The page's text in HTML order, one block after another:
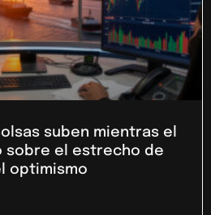
suben mientras el
sobre el estrecho de
optimismo